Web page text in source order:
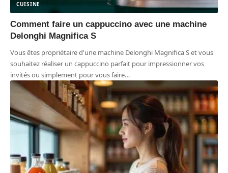
CUISINE
Comment faire un cappuccino avec une machine
Delonghi Magnifica S
Vous êtes propriétaire d'une machine Delonghi Magnifica S et vous
souhaitez réaliser un cappuccino parfait pour impressionner vos
invités ou simplement pour vous faire…